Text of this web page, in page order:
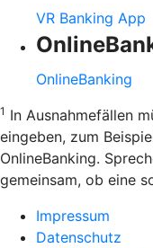
VR Banking App
OnlineBanking
1 In Ausnahmefällen
eingeben, zum
OnlineBanking.
gemeinsam, ob eine
Impressum
Datenschutz